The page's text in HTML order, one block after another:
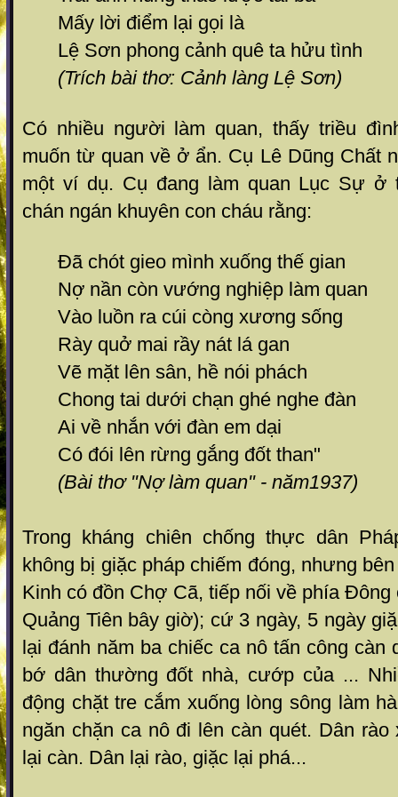
Mấy lời điểm lại gọi là
Lệ Sơn phong cảnh quê ta hửu tình
(Trích bài thơ: Cảnh làng Lệ Sơn)
Có nhiều người làm quan, thấy triều
muốn từ quan về ở ẩn. Cụ Lê Dũng Chất
một ví dụ. Cụ đang làm quan Lục Sự ở
chán ngán khuyên con cháu rằng:
Đã chót gieo mình xuống thế gian
Nợ nần còn vướng nghiệp làm quan
Vào luồn ra cúi còng xương sống
Rày quở mai rầy nát lá gan
Vẽ mặt lên sân, hề nói phách
Chong tai dưới chạn ghé nghe đàn
Ai về nhắn với đàn em dại
Có đói lên rừng gắng đốt than"
(Bài thơ "Nợ làm quan" - năm1937)
Trong kháng chiên chống thực dân
không bị giặc pháp chiếm đóng, nhưng
Kinh có đồn Chợ Cã, tiếp nối về phía Đông
Quảng Tiên bây giờ); cứ 3 ngày, 5 ngày
lại đánh năm ba chiếc ca nô tấn công càn
bớ dân thường đốt nhà, cướp của ...
động chặt tre cắm xuống lòng sông làm
ngăn chặn ca nô đi lên càn quét. Dân rào
lại càn. Dân lại rào, giặc lại phá...